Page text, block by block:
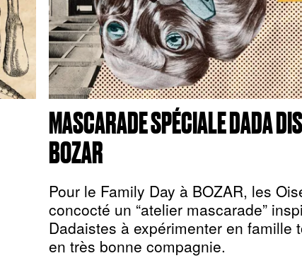
MASCARADE SPÉCIALE DADA
BOZAR
Pour le Family Day à BOZAR, les
concocté un “atelier mascarade”
Dadaistes à expérimenter en famille
en très bonne compagnie.